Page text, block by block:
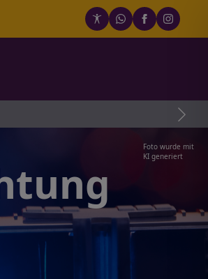
Foto wurde mit
KI generiert